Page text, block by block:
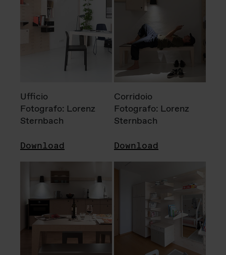
Ufficio
Fotografo: Lorenz
Sternbach
Download
Corridoio
Fotografo: Lorenz
Sternbach
Download